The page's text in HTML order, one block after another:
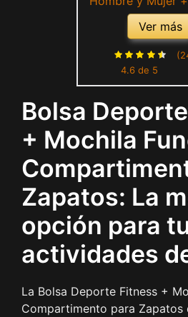
en la
Compartimento
Zapatos, Neceser
40 L – Bolsa de
Gimnasio,
Yoga,
Ver más
4.6 de 5
Bolsa
+ Mochila
Zapatos: La
opción para
actividades
La Bolsa Deporte Fitness +
Compartimento para Zapatos